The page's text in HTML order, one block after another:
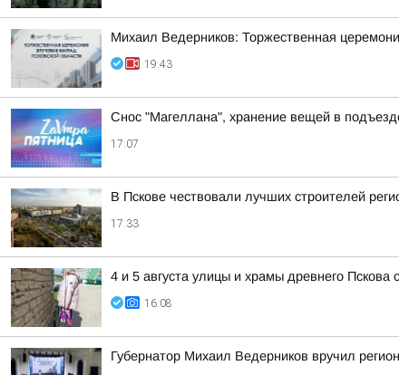
Михаил Ведерников: Торжественная
19:43
Снос "Магеллана", хранение вещей в
17:07
В Пскове чествовали лучших строителей
17:33
4 и 5 августа улицы и храмы древнего
16:08
Губернатор Михаил Ведерников вручил